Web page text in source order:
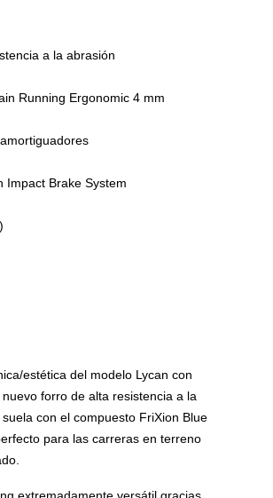
a la abrasión
Running Ergonomic 4 mm
Impact Brake System
estética del modelo Lycan con
forro de alta resistencia a la
con el compuesto FriXion Blue
para las carreras en terreno